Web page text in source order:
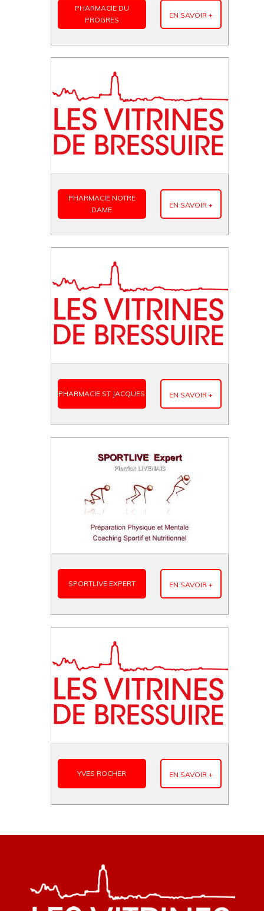
PHARMACIE DU
PROGRES
EN SAVOIR +
PHARMACIE NOTRE
DAME
EN SAVOIR +
PHARMACIE ST JACQUES EN SAVOIR +
SPORTLIVE EXPERT EN SAVOIR +
YVES ROCHER EN SAVOIR +